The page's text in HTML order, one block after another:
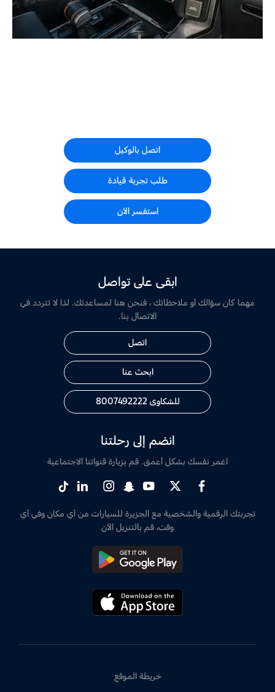
اتصل بالوكيل
طلب تجربة قيادة
استفسر الآن
ابقى على تواصل
مهما كان سؤالك أو ملاحظاتك ، فنحن هنا لمساعدتك. لذا لا تتردد في
الاتصال بنا.
اتصل
ابحث عنا
للشكاوى 8007492222
انضم إلى رحلتنا
اغمر نفسك بشكل أعمق. قم بزيارة قنواتنا الاجتماعية
تجربتك الرقمية والشخصية مع الجزيرة للسيارات من أي مكان وفي أي
وقت، قم بالتنزيل الآن
خريطة الموقع